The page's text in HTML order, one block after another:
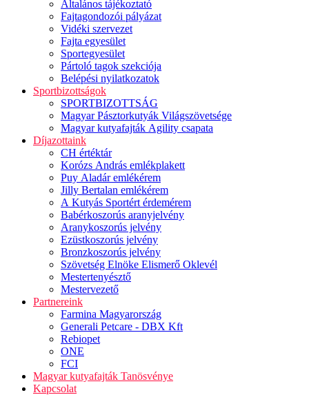
Általános tájékoztató
Fajtagondozói pályázat
Vidéki szervezet
Fajta egyesület
Sportegyesület
Pártoló tagok szekciója
Belépési nyilatkozatok
Sportbizottságok
SPORTBIZOTTSÁG
Magyar Pásztorkutyák Világszövetsége
Magyar kutyafajták Agility csapata
Díjazottaink
CH értéktár
Korózs András emlékplakett
Puy Aladár emlékérem
Jilly Bertalan emlékérem
A Kutyás Sportért érdemérem
Babérkoszorús aranyjelvény
Aranykoszorús jelvény
Ezüstkoszorús jelvény
Bronzkoszorús jelvény
Szövetség Elnöke Elismerő Oklevél
Mestertenyésztő
Mestervezető
Partnereink
Farmina Magyarország
Generali Petcare - DBX Kft
Rebiopet
ONE
FCI
Magyar kutyafajták Tanösvénye
Kapcsolat